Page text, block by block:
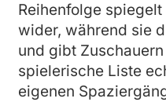
Reihenfolge
wider, während sie
und gibt
spielerische Liste
eigenen